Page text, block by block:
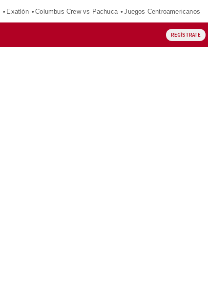
Exatlón Columbus Crew vs Pachuca Juegos Centroamericanos
REGÍSTRATE